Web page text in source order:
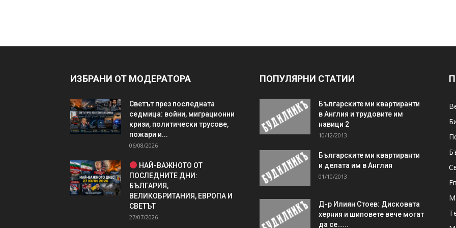
ИЗБРАНИ ОТ МОДЕРАТОРА
Светът през последната
седмица: войни, миграционни
кризи, политически трусове,
пожари и...
06/08/2026
НАЙ-ВАЖНОТО ОТ
ПОСЛЕДНИТЕ ДНИ:
БЪЛГАРИЯ,
ВЕЛИКОБРИТАНИЯ, ЕВРОПА И
СВЕТЪТ
27/07/2026
ПОПУЛЯРНИ СТАТИИ
Българските ми квартиранти
в Англия и трудовите им
навици 2
10/12/2013
Българските ми квартиранти
и делата им в Англия
01/10/2013
Д-р Илиян Стоев: Дисковата
херния и шиповете вече могат
да се…...